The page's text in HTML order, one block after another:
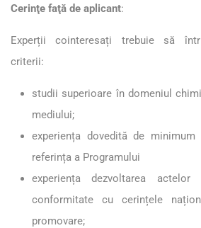
Cerinţe faţă de aplicant:
Experții cointeresați trebuie să
criterii:
studii superioare în domeniul
mediului;
experiența dovedită de
referința a Programului
experiența dezvoltarea actelor
conformitate cu cerințele
promovare;